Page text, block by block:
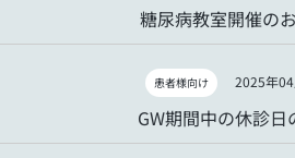
糖尿病教室開催の
2025年
患者様向け
GW期間中の休診日